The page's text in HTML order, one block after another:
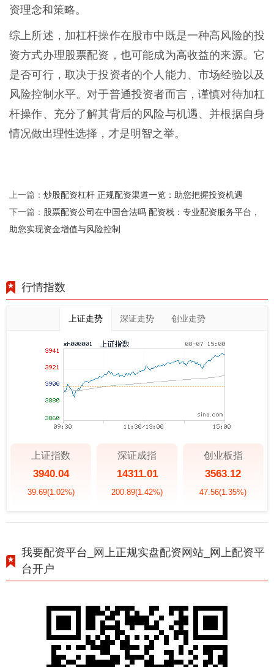
资理念和策略。
综上所述，加杠杆操作在股市中既是一种高风险的投
资方式办理股票配资，也可能成为高收益的来源。它
是否可行，取决于投资者的个人能力、市场经验以及
风险控制水平。对于普通投资者而言，谨慎对待加杠
杆操作、充分了解其背后的风险与机遇、并根据自身
情况做出理性选择，才是明智之举。
上一篇： 炒股配资杠杆 正规配资渠道一览：助您把握投资机遇
下一篇： 股票配资公司在中国合法吗 配资栈：专业配资服务平台，
助您实现资金增值与风险控制
行情指数
上证走势 深证走势 创业走势
上证指数
3940.04
39.69(1.02%)
深证成指
14311.01
200.89(1.42%)
创业板指
3563.12
47.56(1.35%)
我要配资平台_网上正规实盘配资网站_网上配资平
台开户